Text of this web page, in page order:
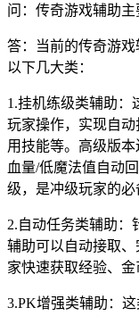
问：传奇游戏辅助主
答：当前的传奇游
以下几大类：
1.挂机练级类辅助：
玩家操作，实现自
用技能等。高级版
血量/低魔法值自动
级，是冲级玩家的必
2.自动任务类辅助：
辅助可以自动接取
家快速获取经验、金
3.PK增强类辅助：